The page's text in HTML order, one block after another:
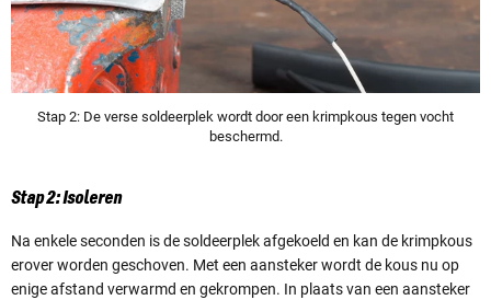
Stap 2: De verse soldeerplek wordt door een krimpkous tegen vocht
beschermd.
Stap 2: Isoleren
Na enkele seconden is de soldeerplek afgekoeld en kan de krimpkous
erover worden geschoven. Met een aansteker wordt de kous nu op
enige afstand verwarmd en gekrompen. In plaats van een aansteker